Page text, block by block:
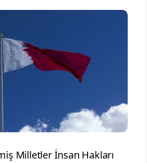
Milletler İnsan Hakları